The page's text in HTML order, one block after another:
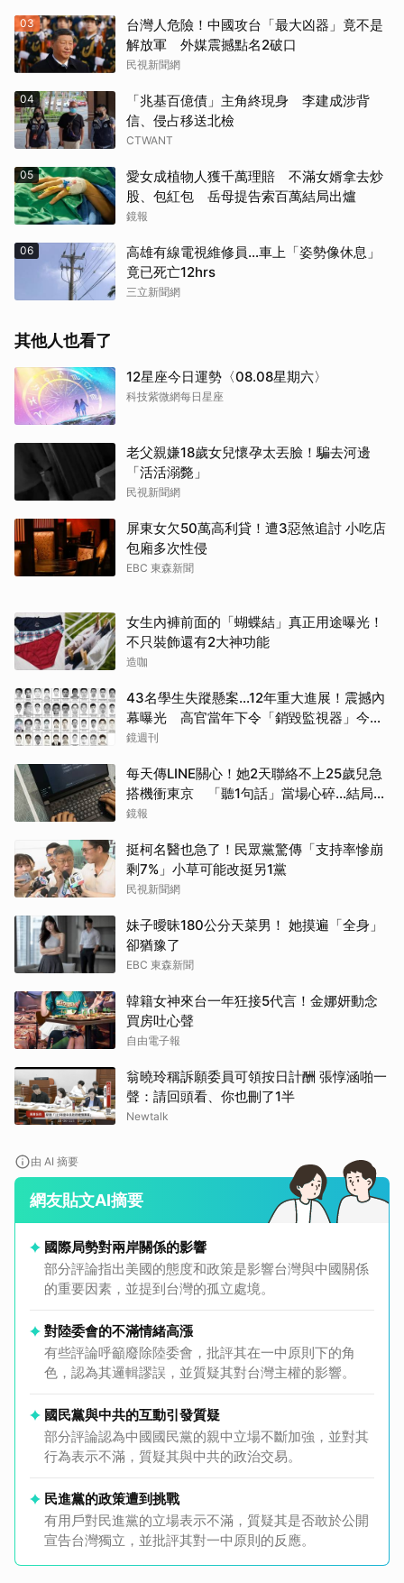
03
台灣人危險！中國攻台「最大凶器」竟不是
解放軍 外媒震撼點名2破口
民視新聞網
04
「兆基百億債」主角終現身 李建成涉背
信、侵占移送北檢
CTWANT
05
愛女成植物人獲千萬理賠 不滿女婿拿去炒
股、包紅包 岳母提告索百萬結局出爐
鏡報
06
高雄有線電視維修員…車上「姿勢像休息」
竟已死亡12hrs
三立新聞網
其他人也看了
12星座今日運勢〈08.08星期六〉
科技紫微網每日星座
老父親嫌18歲女兒懷孕太丟臉！騙去河邊
「活活溺斃」
民視新聞網
屏東女欠50萬高利貸！遭3惡煞追討 小吃店
包廂多次性侵
EBC 東森新聞
女生內褲前面的「蝴蝶結」真正用途曝光！
不只裝飾還有2大神功能
造咖
43名學生失蹤懸案...12年重大進展！震撼內
幕曝光 高官當年下令「銷毀監視器」今遭
逮
鏡週刊
每天傳LINE關心！她2天聯絡不上25歲兒急
搭機衝東京 「聽1句話」當場心碎...結局看
哭網
鏡報
挺柯名醫也急了！民眾黨驚傳「支持率慘崩
剩7%」小草可能改挺另1黨
民視新聞網
妹子曖昧180公分天菜男！ 她摸遍「全身」
卻猶豫了
EBC 東森新聞
韓籍女神來台一年狂接5代言！金娜妍動念
買房吐心聲
自由電子報
翁曉玲稱訴願委員可領按日計酬 張惇涵啪一
聲：請回頭看、你也刪了1半
Newtalk
由 AI 摘要
網友貼文AI摘要
國際局勢對兩岸關係的影響
部分評論指出美國的態度和政策是影響台灣與中國關係
的重要因素，並提到台灣的孤立處境。
對陸委會的不滿情緒高漲
有些評論呼籲廢除陸委會，批評其在一中原則下的角
色，認為其邏輯謬誤，並質疑其對台灣主權的影響。
國民黨與中共的互動引發質疑
部分評論認為中國國民黨的親中立場不斷加強，並對其
行為表示不滿，質疑其與中共的政治交易。
民進黨的政策遭到挑戰
有用戶對民進黨的立場表示不滿，質疑其是否敢於公開
宣告台灣獨立，並批評其對一中原則的反應。